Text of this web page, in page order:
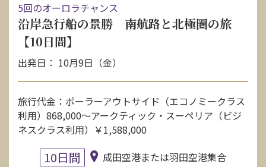
5回のオーロラチャンス
沿岸急行船の景勝 南航路と北極圏の旅
【10日間】
出発日： 10月9日（金）
旅行代金：ポーラーアウトサイド（エコノミークラス
利用）868,000〜アークティック・スーペリア（ビジ
ネスクラス利用）￥1,588,000
10日間
成田空港または羽田空港集合